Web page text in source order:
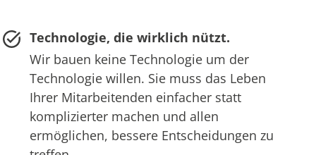
Technologie, die wirklich nützt.
Wir bauen keine Technologie um der
Technologie willen. Sie muss das Leben
Ihrer Mitarbeitenden einfacher statt
komplizierter machen und allen
ermöglichen, bessere Entscheidungen zu